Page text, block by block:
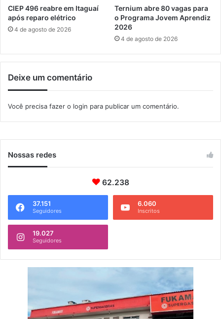
a
l
u
l
o
t
a
CIEP 496 reabre em Itaguaí
após reparo elétrico
4 de agosto de 2026
Ternium abre 80 vagas para
o Programa Jovem Aprendiz
2026
4 de agosto de 2026
Deixe um comentário
Você precisa fazer o login para publicar um comentário.
Nossas redes
62.238
37.151
Seguidores
6.060
Inscritos
19.027
Seguidores